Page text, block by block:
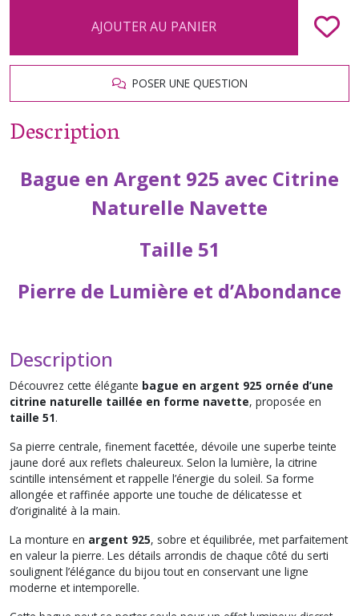
AJOUTER AU PANIER
POSER UNE QUESTION
Description
Bague en Argent 925 avec Citrine
Naturelle Navette
Taille 51
Pierre de Lumière et d’Abondance
Description
Découvrez cette élégante bague en argent 925 ornée d’une
citrine naturelle taillée en forme navette, proposée en
taille 51.
Sa pierre centrale, finement facettée, dévoile une superbe teinte
jaune doré aux reflets chaleureux. Selon la lumière, la citrine
scintille intensément et rappelle l’énergie du soleil. Sa forme
allongée et raffinée apporte une touche de délicatesse et
d’originalité à la main.
La monture en argent 925, sobre et équilibrée, met parfaitement
en valeur la pierre. Les détails arrondis de chaque côté du serti
soulignent l’élégance du bijou tout en conservant une ligne
moderne et intemporelle.